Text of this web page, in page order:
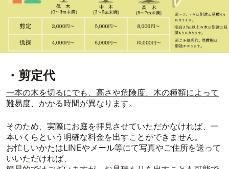
・剪定代
一本の木を切るにでも、高さや危険度、木の種類によって
難易度、かかる時間が異なります。
そのため、実際にお庭を拝見させていただかなければ、一
本いくらという明確な料金を出すことができません。
お忙しいかたはLINEやメール等にて写真やご住所を送って
いいただければ、